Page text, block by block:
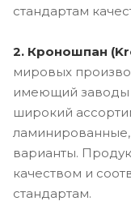
стандартам
2. Кроношпан
мировых
имеющий заводы
широкий
ламинированные,
варианты.
качеством и
стандартам.